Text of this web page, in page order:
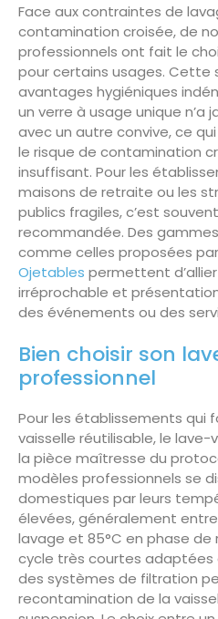
Face aux contraintes de
contamination croisée, de
professionnels ont fait le
pour certains usages. Cette
avantages hygiéniques
un verre à usage unique
avec un autre convive, ce
le risque de contamination
insuffisant. Pour les
maisons de retraite ou les
publics fragiles, c’est
recommandée. Des
comme celles proposées par
Ojetables permettent
irréprochable et
des événements ou des
Bien choisir son
professionnel
Pour les établissements qui
vaisselle réutilisable, le
la pièce maîtresse du
modèles professionnels se
domestiques par leurs
élevées, généralement
lavage et 85°C en phase de
cycle très courtes adaptées
des systèmes de filtration
recontamination de la